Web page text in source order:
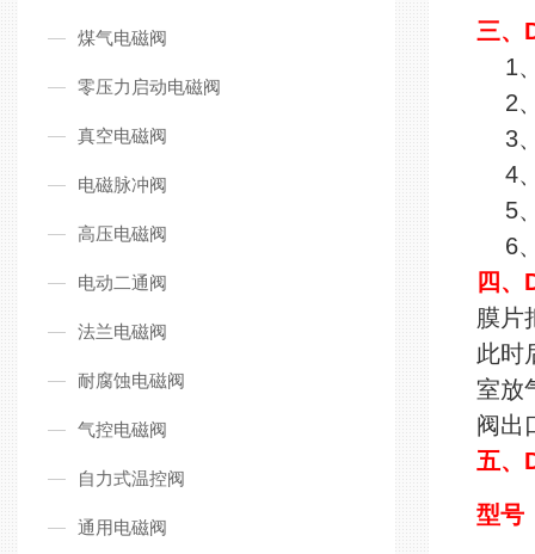
煤气电磁阀
零压力启动电磁阀
真空电磁阀
电磁脉冲阀
高压电磁阀
电动二通阀
法兰电磁阀
耐腐蚀电磁阀
气控电磁阀
自力式温控阀
通用电磁阀
三、
1
2、
3
4
5
6、
四、
膜片
此时
室放
阀出
五、
型号